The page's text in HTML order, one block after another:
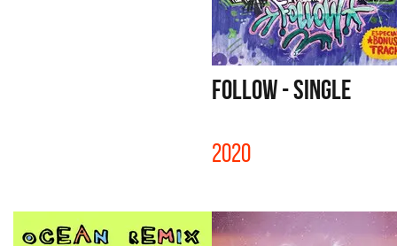
FOLLOW - SINGLE
2020